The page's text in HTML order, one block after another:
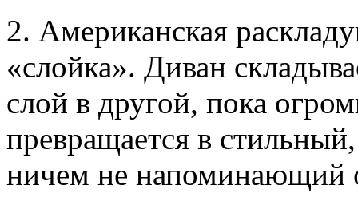
2. Американская
«слойка». Диван
слой в другой, пока
превращается в
ничем не напоминающий